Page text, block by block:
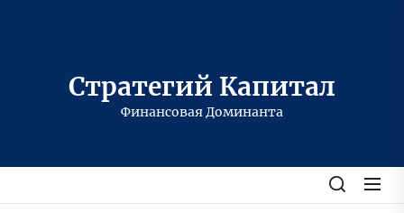
Стратегий Капитал
Финансовая Доминанта